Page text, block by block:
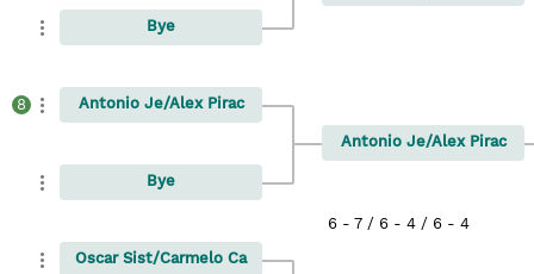
Bye
8 Antonio Je/Alex Pirac
Bye
Oscar Sist/Carmelo Ca
Antonio Je/Alex Pirac
6 - 7 / 6 - 4 / 6 - 4